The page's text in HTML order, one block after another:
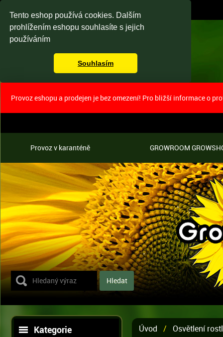
Tento eshop používá cookies. Dalším
prohlížením eshopu souhlasíte s jejich
používáním
Souhlasím
Provoz eshopu a prodejen je bez omezení! Pro bližší informace o
Provoz v karanténě GROWROOM
Kategorie Úvod / Osvětlení